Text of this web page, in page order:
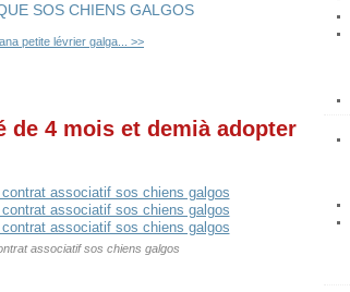
SOS CHIENS GALGOS
petite lévrier galga... >>
de 4 mois et demià adopter
associatif sos chiens galgos